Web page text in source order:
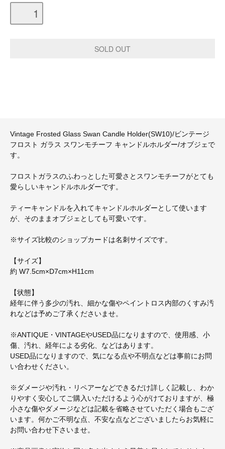
Vintage Frosted Glass Swan Candle Holder(SW10)/ビンテージ
フロスト ガラス スワンモチーフ キャンドルホルダー/オブジェで
す。
フロストガラスのふわっとした可愛さとスワンモチーフがとても
愛らしいキャンドルホルダーです。
ティーキャンドルを入れてキャンドルホルダーとして使います
が、そのままオブジェとしても可愛いです。
※サイズ比較のショップカードは名刺サイズです。
【サイズ】
約 W7.5cm×D7cm×H11cm
【状態】
経年に伴う多少の汚れ、細かな傷やペイントロス内部のくすみ汚
れなどは予めご了承くださいませ。
※ANTIQUE・VINTAGEやUSED品になりますので、使用感、小
傷、汚れ、経年による劣化、などはあります。
USED品になりますので、気になる点や不明点などは事前にお問
い合わせください。
※ダメージや汚れ・リペアーなどできるだけ詳しく記載し、わか
りやすく安心してご購入いただけるよう心がけておりますが、極
小さな傷やダメージなどは記載を省略させていただく場合もござ
います。何かご不明な点、不安な点などございましたらお気軽に
お問い合わせ下さいませ。